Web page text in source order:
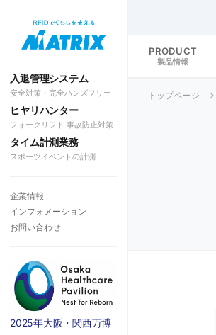
入退管理システム
安全対策・完全ハンズフリー
ヒヤリハンター
フォークリフト 事故防止対策
タイム計測業務
スポーツイベントの計測
企業情報
インフォメーション
お問い合わせ
2025年大阪・関西万博
PRODUCT
製品情報
トップページ